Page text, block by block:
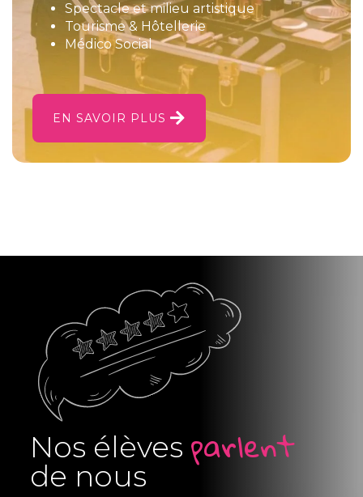
Spectacle et milieu artistique
Tourisme & Hôtellerie
Médico Social
EN SAVOIR PLUS
Nos élèves parlent
de nous